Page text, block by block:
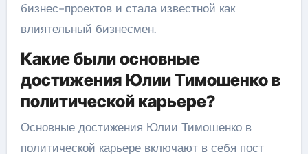
бизнес-проектов и стала известной как
влиятельный бизнесмен.
Какие были основные
достижения Юлии Тимошенко в
политической карьере?
Основные достижения Юлии Тимошенко в
политической карьере включают в себя пост